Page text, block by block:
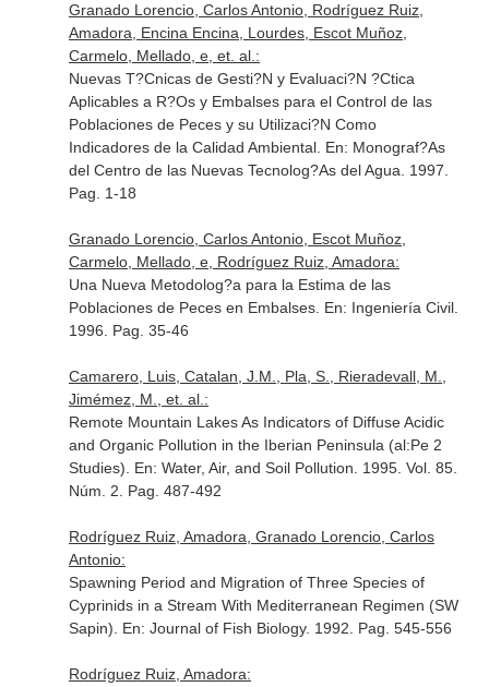
Granado Lorencio, Carlos Antonio, Rodríguez Ruiz,
Amadora, Encina Encina, Lourdes, Escot Muñoz,
Carmelo, Mellado, e, et. al.:
Nuevas T?Cnicas de Gesti?N y Evaluaci?N ?Ctica
Aplicables a R?Os y Embalses para el Control de las
Poblaciones de Peces y su Utilizaci?N Como
Indicadores de la Calidad Ambiental. En: Monograf?As
del Centro de las Nuevas Tecnolog?As del Agua . 1997.
Pag. 1-18
Granado Lorencio, Carlos Antonio, Escot Muñoz,
Carmelo, Mellado, e, Rodríguez Ruiz, Amadora:
Una Nueva Metodolog?a para la Estima de las
Poblaciones de Peces en Embalses. En: Ingeniería Civil.
1996. Pag. 35-46
Camarero, Luis, Catalan, J.M., Pla, S., Rieradevall, M.,
Jimémez, M., et. al.:
Remote Mountain Lakes As Indicators of Diffuse Acidic
and Organic Pollution in the Iberian Peninsula (al:Pe 2
Studies). En: Water, Air, and Soil Pollution . 1995. Vol. 85.
Núm. 2. Pag. 487-492
Rodríguez Ruiz, Amadora, Granado Lorencio, Carlos
Antonio:
Spawning Period and Migration of Three Species of
Cyprinids in a Stream With Mediterranean Regimen (SW
Sapin). En: Journal of Fish Biology. 1992. Pag. 545-556
Rodríguez Ruiz, Amadora: